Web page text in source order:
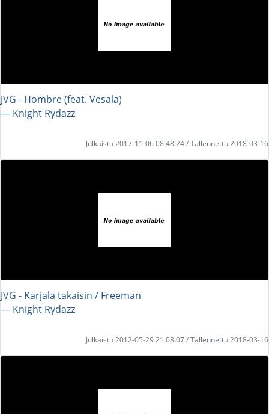
JVG - Hombre (feat. Vesala)
― Knight Rydazz
Julkaistu 2017-11-06 08:48:24 / Tallennettu 2018-03-16
JVG - Karjala takaisin / Freeman
― Knight Rydazz
Julkaistu 2012-05-29 21:08:07 / Tallennettu 2018-03-16